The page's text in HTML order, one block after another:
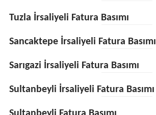
Tuzla İrsaliyeli Fatura Basımı
Sancaktepe İrsaliyeli Fatura Basımı
Sarıgazi İrsaliyeli Fatura Basımı
Sultanbeyli İrsaliyeli Fatura Basımı